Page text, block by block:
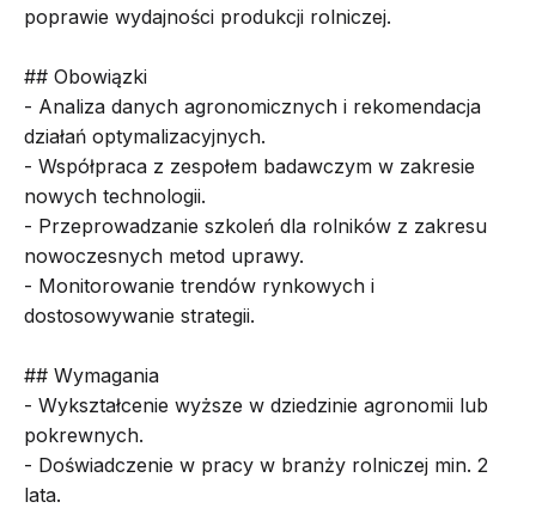
poprawie wydajności produkcji rolniczej.
## Obowiązki
- Analiza danych agronomicznych i rekomendacja
działań optymalizacyjnych.
- Współpraca z zespołem badawczym w zakresie
nowych technologii.
- Przeprowadzanie szkoleń dla rolników z zakresu
nowoczesnych metod uprawy.
- Monitorowanie trendów rynkowych i
dostosowywanie strategii.
## Wymagania
- Wykształcenie wyższe w dziedzinie agronomii lub
pokrewnych.
- Doświadczenie w pracy w branży rolniczej min. 2
lata.